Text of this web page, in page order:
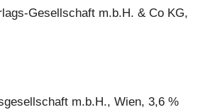
Gesellschaft m.b.H. & Co KG,
m.b.H., Wien, 3,6 %